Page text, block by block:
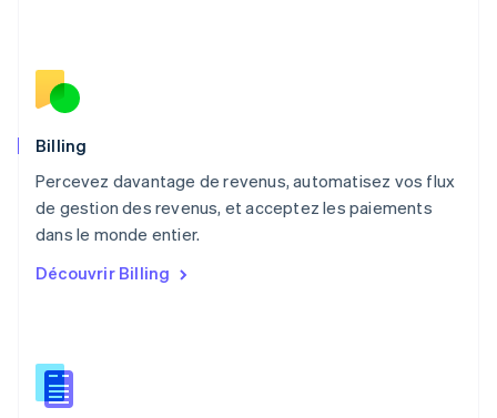
Billing
Percevez davantage de revenus, automatisez vos flux
de gestion des revenus, et acceptez les paiements
dans le monde entier.
Découvrir Billing
English
Nouvelle-Zélande
English
NederlandsEnglish
Pologne
English
Português English
English
Roumanie